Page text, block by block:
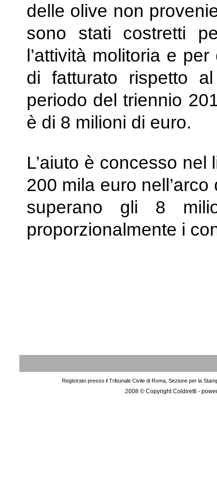
delle olive non
sono stati costretti
l’attività molitoria e
di fatturato rispetto
periodo del triennio
è di 8 milioni di euro.
L’aiuto è concesso nel
200 mila euro
superano gli 8
proporzionalmente i
Registrato presso il Tribunale Civile di Roma, Sezione per la
2008 © Copyright Coldiretti -